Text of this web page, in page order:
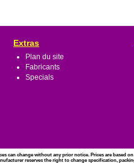
Extras
Plan du site
Fabricants
Specials
can change without any prior notice. Prices are based
reserves the right to change specification,